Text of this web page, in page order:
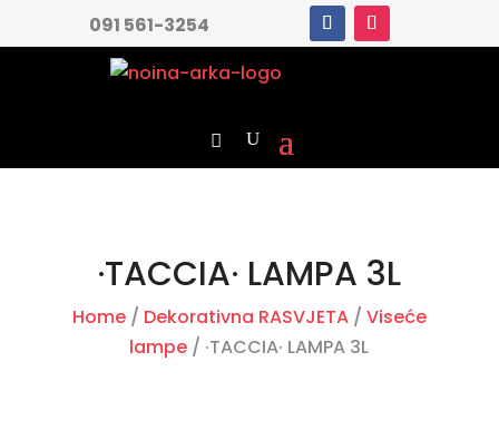
091 561-3254
·TACCIA· LAMPA 3L
Home/ Dekorativna RASVJETA/ Viseće
lampe / ·TACCIA· LAMPA 3L